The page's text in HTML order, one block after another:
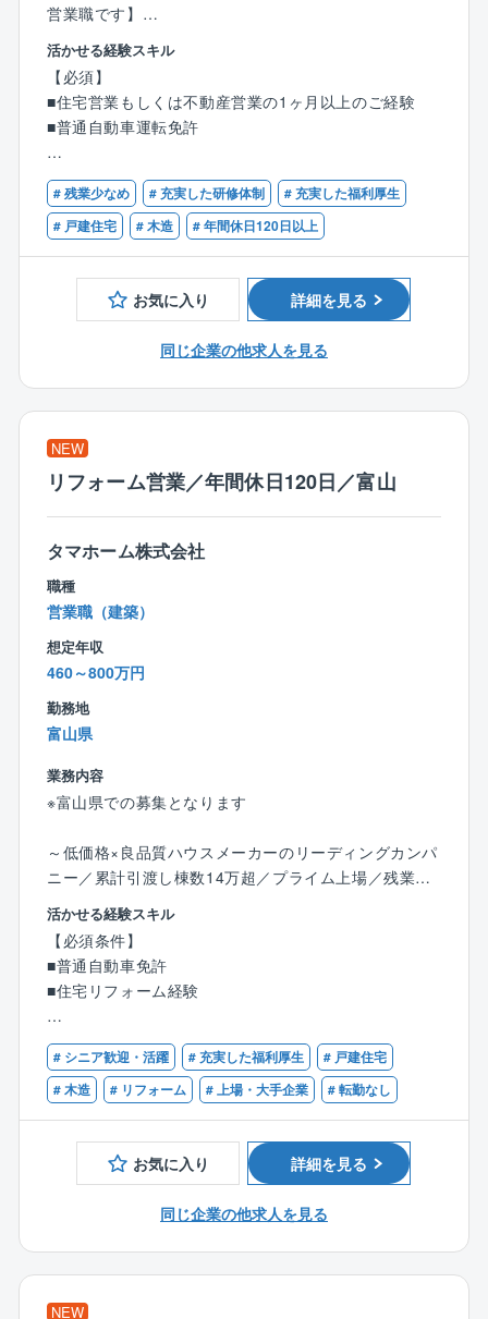
営業職です】
モデルハウスに来場されたお客様へ、同社の住宅をご
提案していただきます。
【具体的には】
●住宅に関するご希望のヒアリング、プラン作成
●住宅建設地の敷地調査、現地調査、役所調査
●住宅ローンのご相談等
来場からお引渡まで、すべてをプロデュースしていた
だきます。
これまでのご経験を存分に発揮していただける環境を
整えています。
【タマホーム営業職魅力ポイント】
★より良いものを安く
業界相場を下回るタマホーム価格
住宅性能6項目目で最高等級クリア
国産材使用率74.1%
★圧倒的な集客力
集客数（年間）約180,000組
一人当たり接客数平均（年間）約171組
一人当たり契約数平均（年間）10.25棟（約10棟）
★条件
年間休日120日
平均年収932万円
■毎月支給
■請負金額×歩合率という分かり易さ
建物平均単価2,350万円× 1.5％ ＋ プラスα
平均歩合約45万円（1棟当たり）
■平均受注数
平均年間受注数：10.25棟（1人当たり）
＜例：年間歩合給＞
1棟当たり約45万円×平均10棟＝450万円
活かせる経験スキル
【必須】
■住宅営業もしくは不動産営業の1ヶ月以上のご経験
■普通自動車運転免許
【歓迎】
■何らかの営業経験5年以上がある方
■宅地建物取引士の資格保有者
# 残業少なめ # 充実した研修体制
# 充実した福利厚生
# 戸建住宅
# 木造 # 年間休日120日以上
お気に入り 詳細を見る
同じ企業の他求人を見る
NEW
リフォーム営業／年間休日120日／富山
タマホーム株式会社
職種
営業職（建築）
想定年収
460～800万円
勤務地
富山県
業務内容
※富山県での募集となります
～低価格×良品質ハウスメーカーのリーディングカンパ
ニー／累計引渡し棟数14万超／プライム上場／残業月1
0～20h程度／充実の福利厚生◎／年休120日～
■業務詳細：
メンテナンス、リフォーム工事等のご提案を行うお仕
事です。
同社で建築されたお施主様に対して、住宅を長持ちさ
せる工事やリフォーム工事のご提案（保証の充実化、
増改築、省エネ住宅化のご提案）を行います。
同社では住宅引き渡し10年後、保証延長を行うかどう
かの確認を行っており、延長される場合は白蟻駆除の
薬をまいたり、外壁のやり替え工事（サイリング）等
を行います。
リフォーム営業職はこの際に、保証延長をいただき、
最適な補償工事をご提案する営業となります。
■業務詳細：
基本タマホーム株式会社で住宅を購入された方へのア
活かせる経験スキル
【必須条件】
■普通自動車免許
■住宅リフォーム経験
【歓迎条件】
■１級建築施工管理技士または一級建築士の資格をお持
ちの方
■２級建築施工管理技士や、二級建築士の資格をお持ち
の方
# シニア歓迎・活躍 # 充実した福利厚生
# 戸建住宅
# 木造
# リフォーム # 上場・大手企業 # 転勤なし
お気に入り 詳細を見る
同じ企業の他求人を見る
NEW